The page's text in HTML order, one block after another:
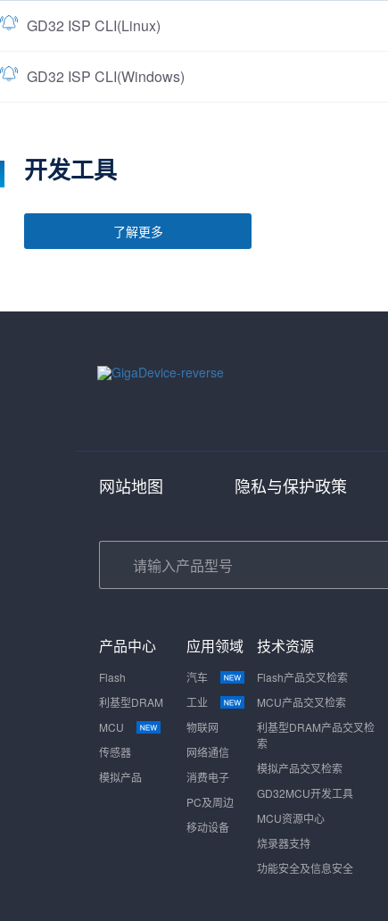
GD32 ISP CLI(Linux)
GD32 ISP CLI(Windows)
开发工具
了解更多
网站地图 隐私与保护政策
产品中心
Flash
利基型DRAM
MCU
传感器
模拟产品
应用领域
汽车
工业
物联网
网络通信
消费电子
PC及周边
移动设备
技术资源
Flash产品交叉检索
MCU产品交叉检索
利基型DRAM产品交叉检
索
模拟产品交叉检索
GD32MCU开发工具
MCU资源中心
烧录器支持
功能安全及信息安全